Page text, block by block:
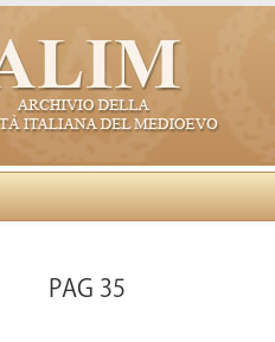
PAG 35